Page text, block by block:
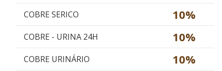
COBRE SERICO 10%
COBRE - URINA 24H 10%
COBRE URINÁRIO 10%